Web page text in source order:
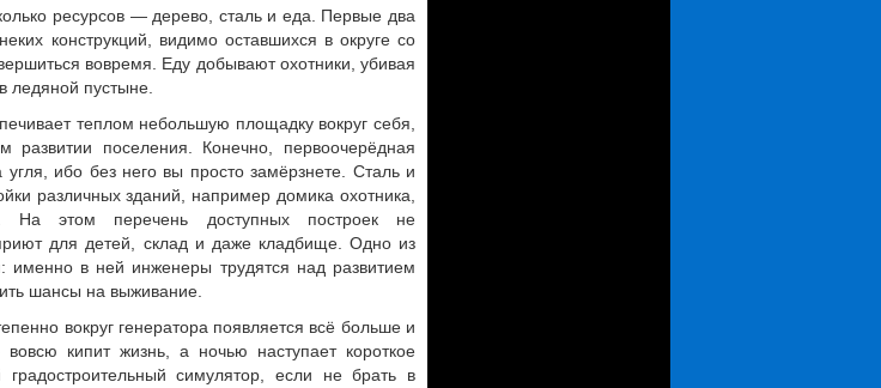
ресурсов — дерево, сталь и еда. Первые два
конструкций, видимо оставшихся в округе со
вовремя. Еду добывают охотники, убивая
ледяной пустыне.
теплом небольшую площадку вокруг себя,
развитии поселения. Конечно, первоочерёдная
ибо без него вы просто замёрзнете. Сталь и
различных зданий, например домика охотника,
На этом перечень доступных построек не
для детей, склад и даже кладбище. Одно из
именно в ней инженеры трудятся над развитием
шансы на выживание.
вокруг генератора появляется всё больше и
кипит жизнь, а ночью наступает короткое
симулятор, если не брать в